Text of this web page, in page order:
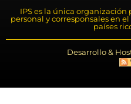
IPS es la única
personal y corresponsales en
países
Desarrollo &